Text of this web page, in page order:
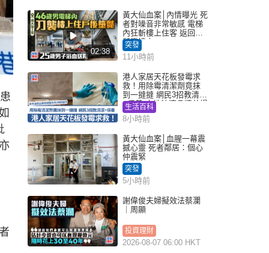
02:38
黃大仙血案│內情曝光 死
者對噪音非常敏感 電梯
內狂斬樓上住客 返回住
所墮樓亡
突發
11小時前
港人家居天花板發霉求
救！用除霉清潔劑竟抹
到一撻撻 網民3招教清潔
+保養 本地油漆品牌曾提
醒勿用1物防變色
生活百科
8小時前
黃大仙血案│血腥一幕震
撼心靈 死者鄰居：個心
仲震緊
突發
5小時前
謝偉俊夫婦擬效法蔡瀾
｜周顯
投資理財
2026-08-07 06:00 HKT